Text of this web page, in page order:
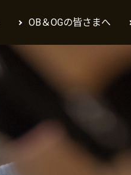
OB＆OGの皆さまへ